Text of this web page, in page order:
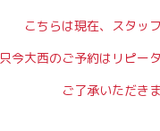
こちらは現在、スタッ
只今大西のご予約はリピー
ご了承いただき